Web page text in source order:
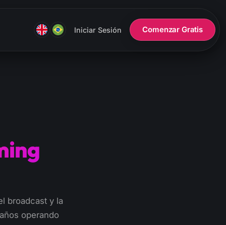
Iniciar Sesión Comenzar Gratis
broadcast y la
operando